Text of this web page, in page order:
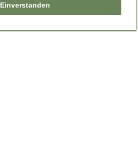
Einverstanden